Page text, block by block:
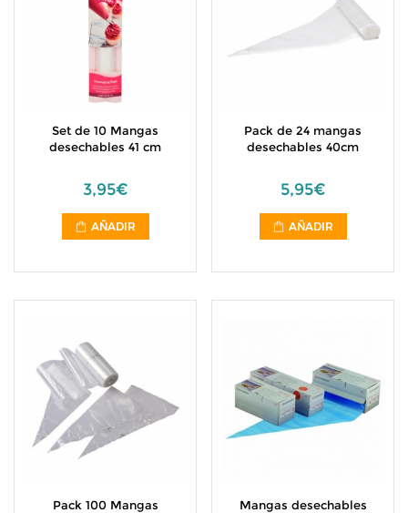
Set de 10 Mangas
desechables 41 cm
3,95€
AÑADIR
Pack de 24 mangas
desechables 40cm
5,95€
AÑADIR
Pack 100 Mangas
Mangas desechables